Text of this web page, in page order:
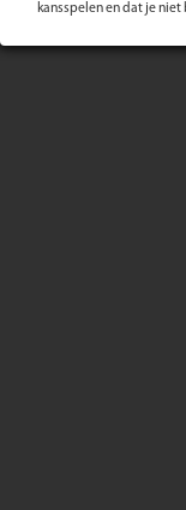
kansspelen en dat je